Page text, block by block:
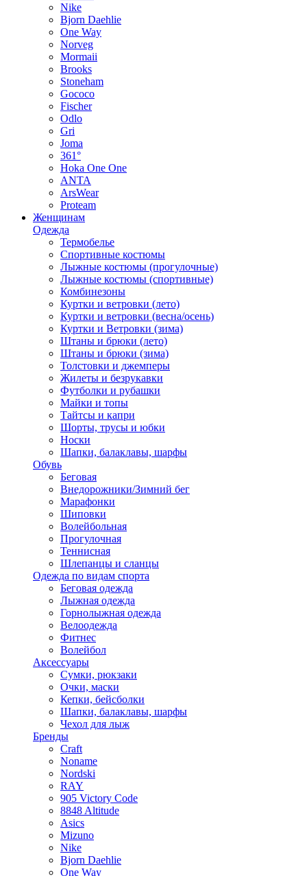
Nike
Bjorn Daehlie
One Way
Norveg
Mormaii
Brooks
Stoneham
Gococo
Fischer
Odlo
Gri
Joma
361°
Hoka One One
ANTA
ArsWear
Proteam
Женщинам
Одежда
Термобелье
Спортивные костюмы
Лыжные костюмы (прогулочные)
Лыжные костюмы (спортивные)
Комбинезоны
Куртки и ветровки (лето)
Куртки и ветровки (весна/осень)
Куртки и Ветровки (зима)
Штаны и брюки (лето)
Штаны и брюки (зима)
Толстовки и джемперы
Жилеты и безрукавки
Футболки и рубашки
Майки и топы
Тайтсы и капри
Шорты, трусы и юбки
Носки
Шапки, балаклавы, шарфы
Обувь
Беговая
Внедорожники/Зимний бег
Марафонки
Шиповки
Волейбольная
Прогулочная
Теннисная
Шлепанцы и сланцы
Одежда по видам спорта
Беговая одежда
Лыжная одежда
Горнолыжная одежда
Велоодежда
Фитнес
Волейбол
Аксессуары
Сумки, рюкзаки
Очки, маски
Кепки, бейсболки
Шапки, балаклавы, шарфы
Чехол для лыж
Бренды
Craft
Noname
Nordski
RAY
905 Victory Code
8848 Altitude
Asics
Mizuno
Nike
Bjorn Daehlie
One Way